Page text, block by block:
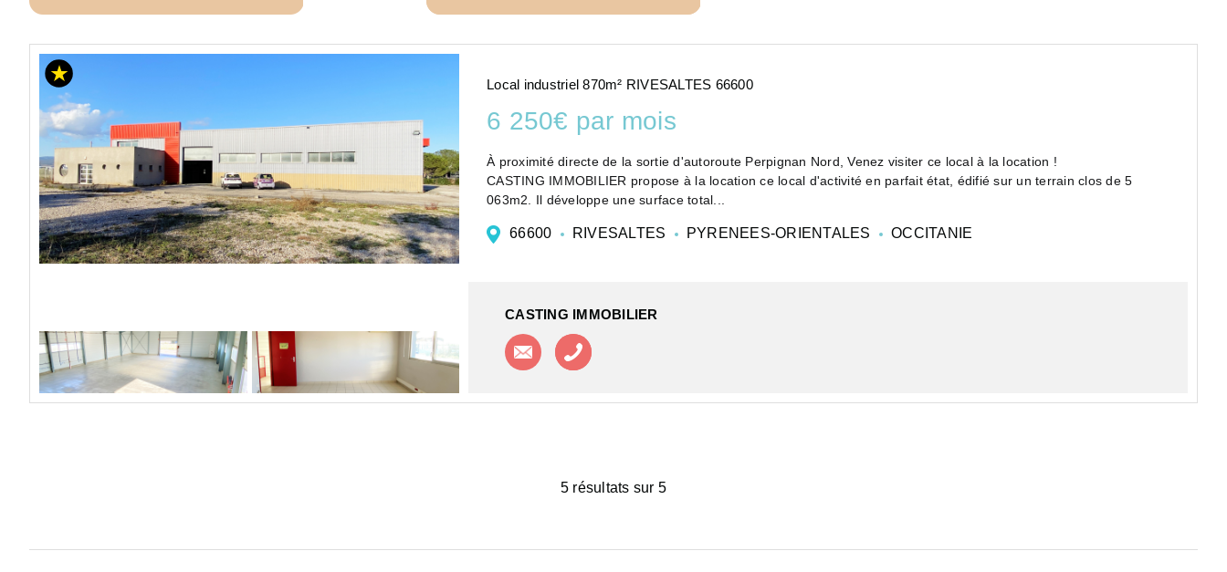
Local industriel 870m² RIVESALTES 66600
6 250€ par mois
À proximité directe de la sortie d'autoroute Perpignan Nord, Venez visiter ce local à la location !
CASTING IMMOBILIER propose à la location ce local d'activité en parfait état, édifié sur un terrain clos de 5
063m2. Il développe une surface total...
66600 RIVESALTES PYRENEES-ORIENTALES OCCITANIE
CASTING IMMOBILIER
Contacter l'agence
5 résultats sur 5